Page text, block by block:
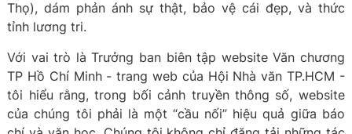
Thọ), dám phản ánh sự thật, bảo vệ cái đẹp, và thức
tỉnh lương tri.
Với vai trò là Trưởng ban biên tập website Văn chương
TP Hồ Chí Minh - trang web của Hội Nhà văn TP.HCM -
tôi hiểu rằng, trong bối cảnh truyền thông số, website
của chúng tôi phải là một “cầu nối” hiệu quả giữa báo